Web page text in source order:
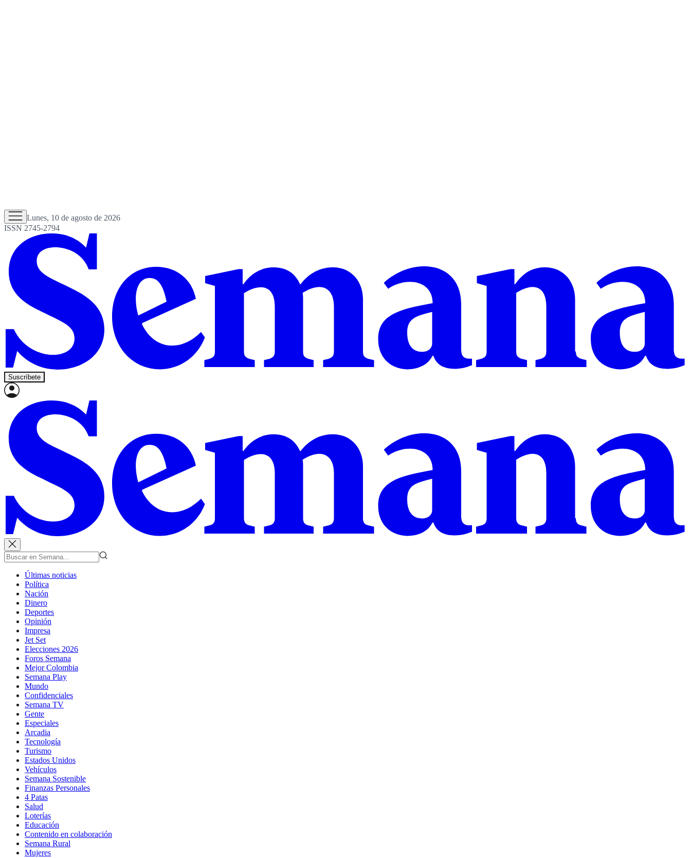
Lunes, 10 de agosto de 2026
ISSN 2745-2794
Suscríbete
Últimas noticias
Política
Nación
Dinero
Deportes
Opinión
Impresa
Jet Set
Elecciones 2026
Foros Semana
Mejor Colombia
Semana Play
Mundo
Confidenciales
Semana TV
Gente
Especiales
Arcadia
Tecnología
Turismo
Estados Unidos
Vehículos
Semana Sostenible
Finanzas Personales
4 Patas
Salud
Loterías
Educación
Contenido en colaboración
Semana Rural
Mujeres